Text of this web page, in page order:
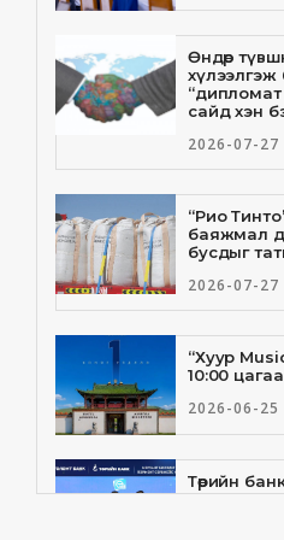
Өндөр
хүлээлгэж
“дипломат
сайд хэн
2026-07-
“Рио
баяжмал
бусдыг
2026-07-
“Хуур
10:00
2026-06-
Төрийн